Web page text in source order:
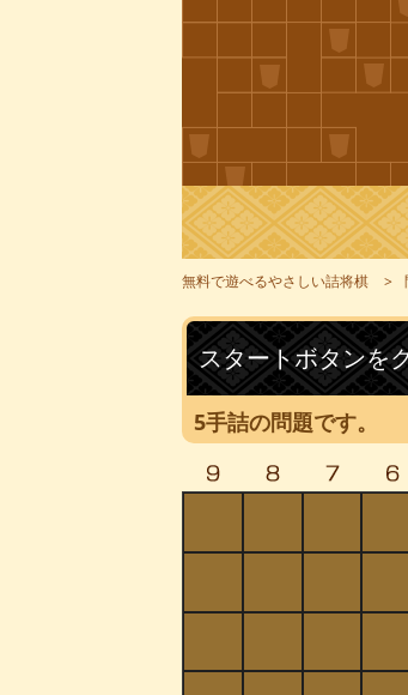
無料で遊べるやさしい詰将棋
スタートボタンを
5手詰の問題です。